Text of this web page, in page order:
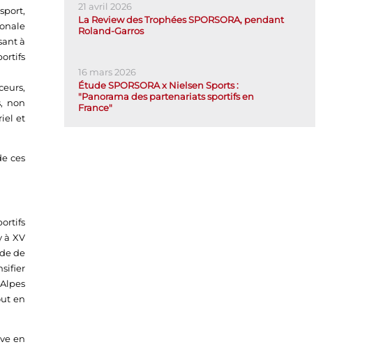
à
non
et
ces
à XV
de
en
en
21 avril 2026
La Review des Trophées SPORSORA, pendant
Roland-Garros
16 mars 2026
Étude SPORSORA x Nielsen Sports :
"Panorama des partenariats sportifs en
France"